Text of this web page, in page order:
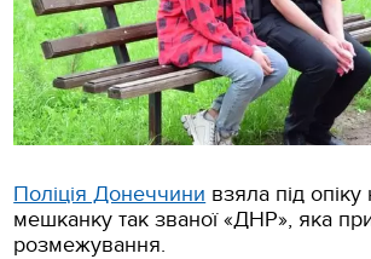
Поліція Донеччини взяла під
мешканку так званої «ДНР», яка
розмежування.